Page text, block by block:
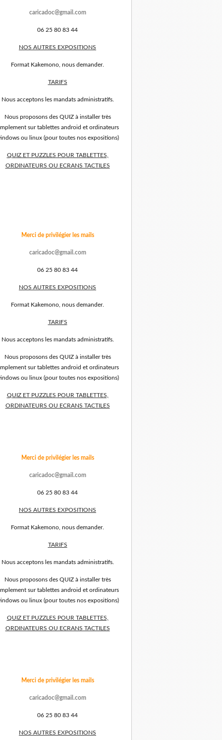
caricadoc@gmail.com
06 25 80 83 44
NOS AUTRES EXPOSITIONS
Format Kakemono, nous demander.
TARIFS
Nous acceptons les mandats administratifs.
Nous proposons des QUIZ à installer très
sur tablettes android et ordinateurs
ou linux (pour toutes nos expositions)
QUIZ ET PUZZLES POUR TABLETTES,
ORDINATEURS OU ECRANS TACTILES
Merci de privilégier les mails
caricadoc@gmail.com
06 25 80 83 44
NOS AUTRES EXPOSITIONS
Format Kakemono, nous demander.
TARIFS
Nous acceptons les mandats administratifs.
Nous proposons des QUIZ à installer très
sur tablettes android et ordinateurs
ou linux (pour toutes nos expositions)
QUIZ ET PUZZLES POUR TABLETTES,
ORDINATEURS OU ECRANS TACTILES
Merci de privilégier les mails
caricadoc@gmail.com
06 25 80 83 44
NOS AUTRES EXPOSITIONS
Format Kakemono, nous demander.
TARIFS
Nous acceptons les mandats administratifs.
Nous proposons des QUIZ à installer très
sur tablettes android et ordinateurs
ou linux (pour toutes nos expositions)
QUIZ ET PUZZLES POUR TABLETTES,
ORDINATEURS OU ECRANS TACTILES
Merci de privilégier les mails
caricadoc@gmail.com
06 25 80 83 44
NOS AUTRES EXPOSITIONS